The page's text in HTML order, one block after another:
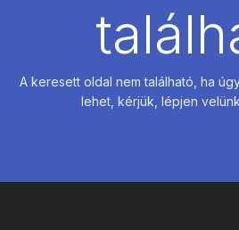
A keresett oldal nem található, ha
lehet, kérjük, lépjen